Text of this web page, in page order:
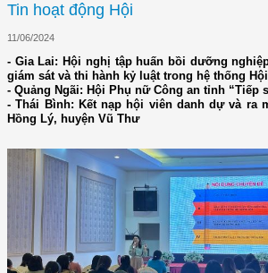
Tin hoạt động Hội
11/06/2024
- Gia Lai: Hội nghị tập huấn bồi dưỡng
giám sát và thi hành kỷ luật trong hệ thống Hội
- Quảng Ngãi: Hội Phụ nữ Công an tỉnh “Tiếp
- Thái Bình: Kết nạp hội viên danh dự và ra
Hồng Lý, huyện Vũ Thư